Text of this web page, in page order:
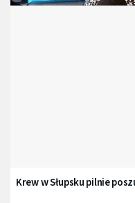
Krew w Słupsku pilnie